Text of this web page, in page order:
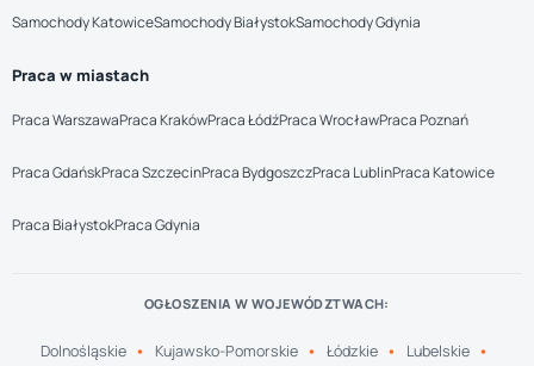
Samochody KatowiceSamochody BiałystokSamochody Gdynia
Praca w miastach
Praca WarszawaPraca KrakówPraca ŁódźPraca WrocławPraca Poznań
Praca GdańskPraca SzczecinPraca BydgoszczPraca LublinPraca Katowice
Praca BiałystokPraca Gdynia
OGŁOSZENIA W WOJEWÓDZTWACH:
Dolnośląskie Kujawsko-Pomorskie Łódzkie Lubelskie